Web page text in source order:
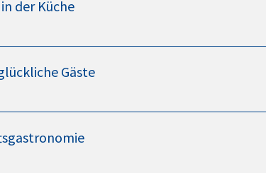
der Küche
Gäste